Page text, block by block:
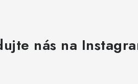
nás na